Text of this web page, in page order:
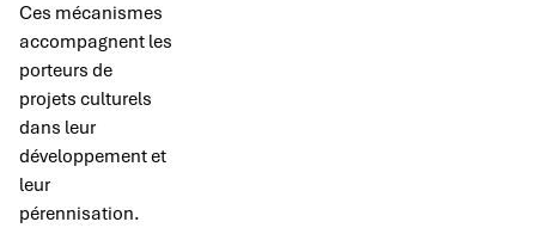
Ces mécanismes
accompagnent les
porteurs de
projets culturels
dans leur
développement et
leur
pérennisation.